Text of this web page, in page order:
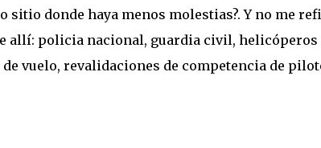
sitio donde haya menos molestias?. Y no me
allí: policia nacional, guardia civil, helicóperos
vuelo, revalidaciones de competencia de